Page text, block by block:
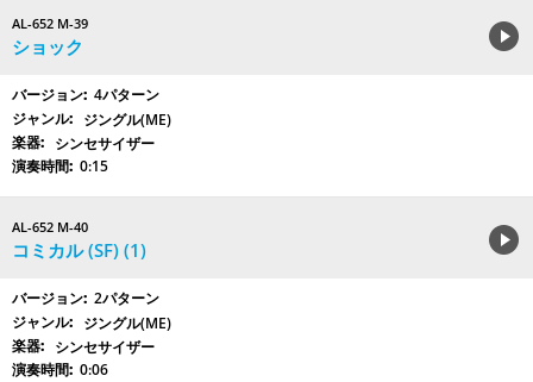
AL-652 M-39
ショック
4パターン
ジングル(ME)
シンセサイザー
0:15
AL-652 M-40
コミカル (SF) (1)
2パターン
ジングル(ME)
シンセサイザー
0:06